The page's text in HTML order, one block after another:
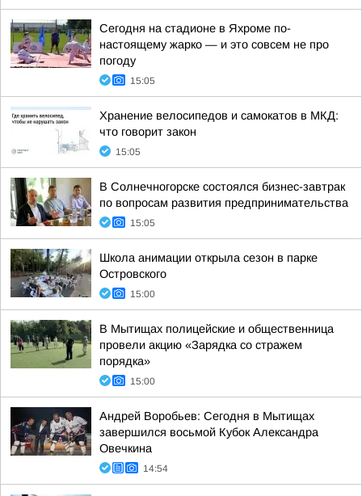
Сегодня на стадионе в Яхроме по-
настоящему жарко — и это совсем не про
погоду
15:05
Хранение велосипедов и самокатов в МКД:
что говорит закон
15:05
В Солнечногорске состоялся бизнес-завтрак
по вопросам развития предпринимательства
15:05
Школа анимации открыла сезон в парке
Островского
15:00
В Мытищах полицейские и общественница
провели акцию «Зарядка со стражем
порядка»
15:00
Андрей Воробьев: Сегодня в Мытищах
завершился восьмой Кубок Александра
Овечкина
14:54